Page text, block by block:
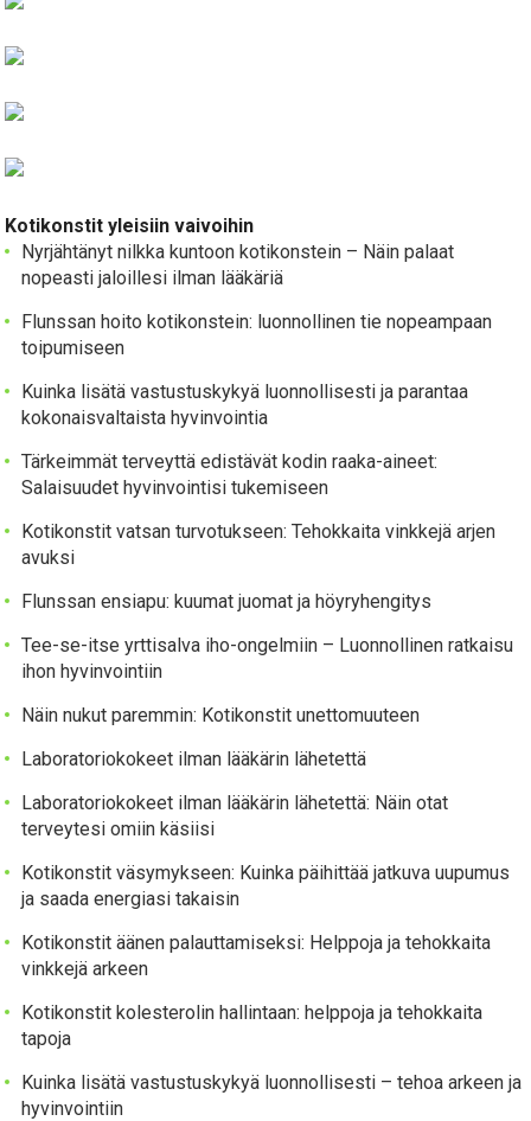
Kotikonstit yleisiin vaivoihin
Nyrjähtänyt nilkka kuntoon kotikonstein – Näin palaat
nopeasti jaloillesi ilman lääkäriä
Flunssan hoito kotikonstein: luonnollinen tie nopeampaan
toipumiseen
Kuinka lisätä vastustuskykyä luonnollisesti ja parantaa
kokonaisvaltaista hyvinvointia
Tärkeimmät terveyttä edistävät kodin raaka-aineet:
Salaisuudet hyvinvointisi tukemiseen
Kotikonstit vatsan turvotukseen: Tehokkaita vinkkejä arjen
avuksi
Flunssan ensiapu: kuumat juomat ja höyryhengitys
Tee-se-itse yrttisalva iho-ongelmiin – Luonnollinen ratkaisu
ihon hyvinvointiin
Näin nukut paremmin: Kotikonstit unettomuuteen
Laboratoriokokeet ilman lääkärin lähetettä
Laboratoriokokeet ilman lääkärin lähetettä: Näin otat
terveytesi omiin käsiisi
Kotikonstit väsymykseen: Kuinka päihittää jatkuva uupumus
ja saada energiasi takaisin
Kotikonstit äänen palauttamiseksi: Helppoja ja tehokkaita
vinkkejä arkeen
Kotikonstit kolesterolin hallintaan: helppoja ja tehokkaita
tapoja
Kuinka lisätä vastustuskykyä luonnollisesti – tehoa arkeen ja
hyvinvointiin